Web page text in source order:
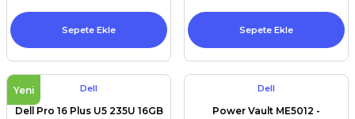
Sepete Ekle Sepete Ekle
Yeni Dell
Dell Pro 16 Plus U5 235U 16GB
Dell
Power Vault ME5012 -